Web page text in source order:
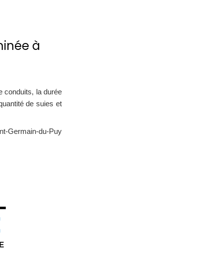
à
conduits, la durée
de suies et
Germain-du-Puy